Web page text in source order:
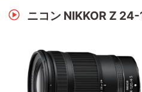
ニコン NIKKOR Z